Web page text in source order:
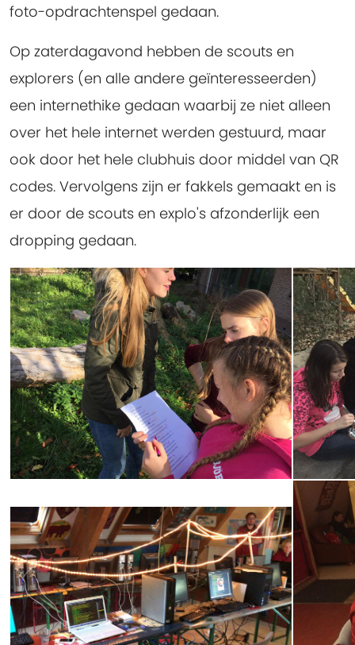
foto-opdrachtenspel gedaan.
Op zaterdagavond hebben de scouts en
explorers (en alle andere geïnteresseerden)
een internethike gedaan waarbij ze niet alleen
over het hele internet werden gestuurd, maar
ook door het hele clubhuis door middel van QR
codes. Vervolgens zijn er fakkels gemaakt en is
er door de scouts en explo's afzonderlijk een
dropping gedaan.